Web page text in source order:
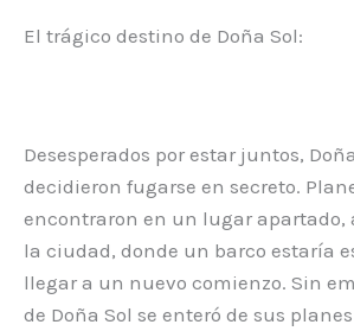
El trágico destino de Doña Sol:
Desesperados por estar juntos,
decidieron fugarse en secreto.
encontraron en un lugar apartado,
la ciudad, donde un barco estaría
llegar a un nuevo comienzo. Sin
de Doña Sol se enteró de sus